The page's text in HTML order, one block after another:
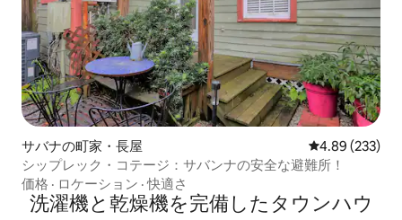
サバナの町家・長屋 レビュー233
4.89 (233)
シップレック・コテージ：サバンナの安全な避難所！
価格 · ロケーション ·快適さ
洗濯機と乾燥機を完備したタウンハウ